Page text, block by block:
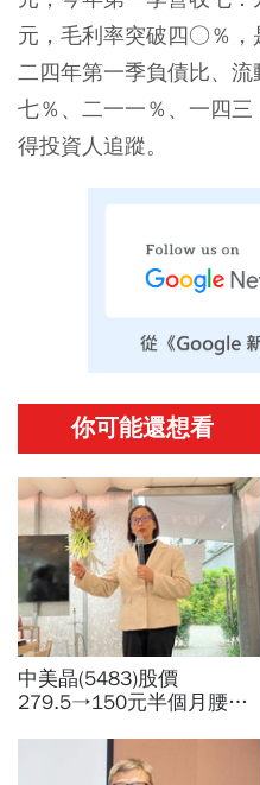
元，毛利率突破四○％，
二四年第一季負債比、
七％、二一一％、一四
得投資人追蹤。